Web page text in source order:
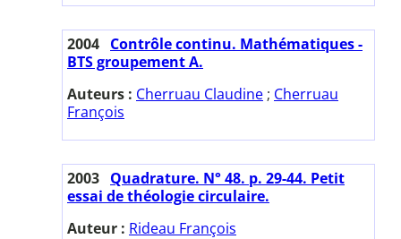
2004 Contrôle continu. Mathématiques -
BTS groupement A.
Auteurs : Cherruau Claudine ; Cherruau
François
2003 Quadrature. N° 48. p. 29-44. Petit
essai de théologie circulaire.
Auteur : Rideau François